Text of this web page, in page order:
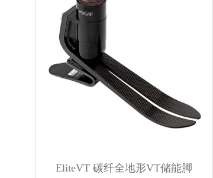
EliteVT 碳纤全地形VT储能脚